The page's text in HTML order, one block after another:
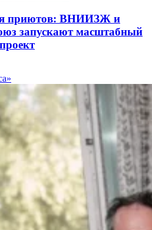
приютов: ВНИИЗЖ и
запускают масштабный